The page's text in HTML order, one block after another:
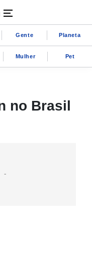
Gente Planeta
Mulher Pet
no Brasil